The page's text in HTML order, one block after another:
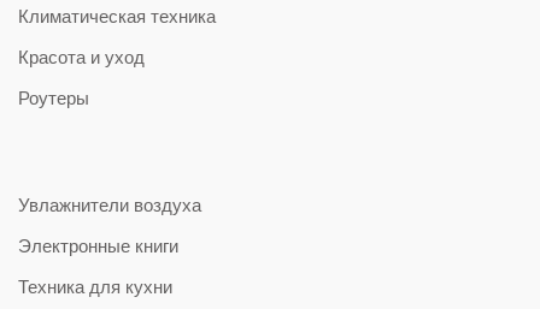
Климатическая техника
Красота и уход
Роутеры
Увлажнители воздуха
Электронные книги
Техника для кухни